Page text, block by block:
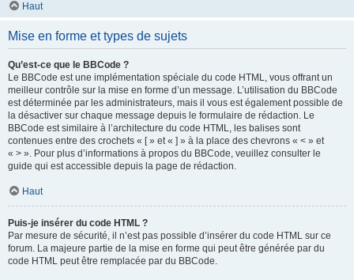
Haut
Mise en forme et types de sujets
Qu’est-ce que le BBCode ?
Le BBCode est une implémentation spéciale du code HTML, vous offrant un
meilleur contrôle sur la mise en forme d’un message. L’utilisation du BBCode
est déterminée par les administrateurs, mais il vous est également possible de
la désactiver sur chaque message depuis le formulaire de rédaction. Le
BBCode est similaire à l’architecture du code HTML, les balises sont
contenues entre des crochets « [ » et « ] » à la place des chevrons « < » et
« > ». Pour plus d’informations à propos du BBCode, veuillez consulter le
guide qui est accessible depuis la page de rédaction.
Haut
Puis-je insérer du code HTML ?
Par mesure de sécurité, il n’est pas possible d’insérer du code HTML sur ce
forum. La majeure partie de la mise en forme qui peut être générée par du
code HTML peut être remplacée par du BBCode.